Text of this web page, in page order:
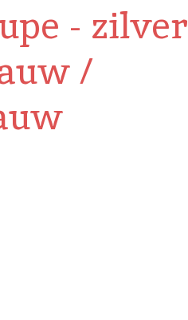
- zilver
/